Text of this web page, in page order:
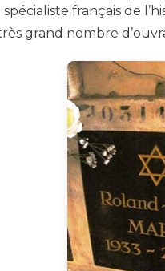
français de
grand nombre